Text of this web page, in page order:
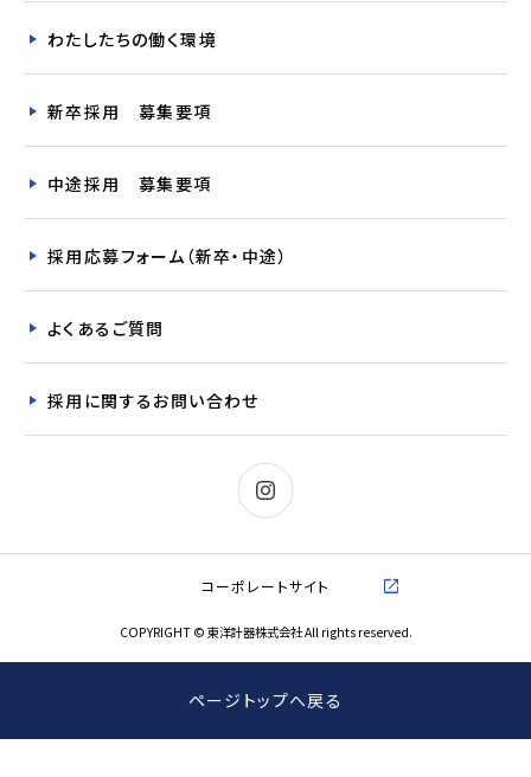
わたしたちの働く環境
新卒採用 募集要項
中途採用 募集要項
採用応募フォーム（新卒・中途）
よくあるご質問
採用に関するお問い合わせ
COPYRIGHT © 東洋計器株式会社 All rights reserved.
コーポレートサイト
ページトップへ戻る